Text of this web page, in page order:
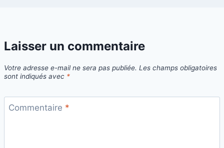
Laisser un commentaire
Votre adresse e-mail ne sera pas publiée. Les champs obligatoires
sont indiqués avec *
Commentaire *